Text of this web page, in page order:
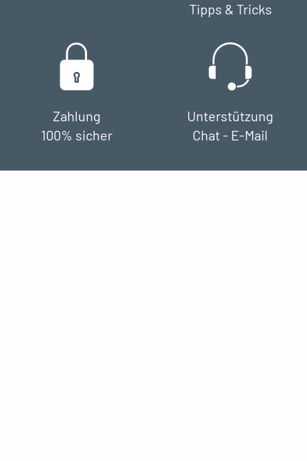
Tipps & Tricks
Zahlung
100% sicher
Unterstützung
Chat - E-Mail